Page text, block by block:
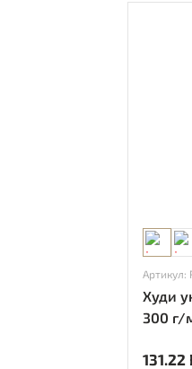
Артикул:
Худи
300 г/
131.22